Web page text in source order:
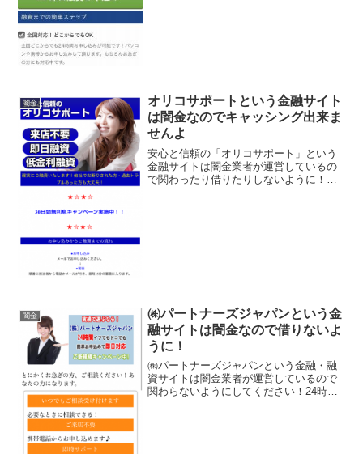
闇金
オリコサポートという金融サイト
は闇金なのでキャッシング出来ま
せんよ
安心と信頼の「オリコサポート」という
金融サイトは闇金業者が運営しているの
で関わったり借りたりしないように！来
闇金
㈱パートナーズジャパンという金
融サイトは闇金なので借りないよ
うに！
㈱パートナーズジャパンという金融・融
資サイトは闇金業者が運営しているので
関わらないようにしてください！24時間